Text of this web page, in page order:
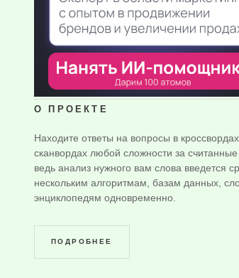
О ПРОЕКТЕ
Находите ответы на вопросы в
сканвордах любой сложности за считанные
ведь анализ нужного вам слова введется
нескольким алгоритмам, базам данных,
энциклопедям одновременно.
ПОДРОБНЕЕ